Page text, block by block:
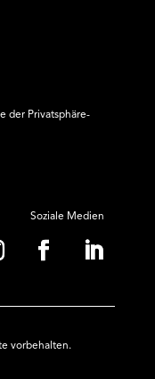
der Privatsphäre-
Soziale Medien
vorbehalten.